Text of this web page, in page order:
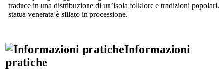
traduce in una distribuzione di un’isola folklore e tradizioni
statua venerata è sfilato in processione.
Informazioni
pratiche